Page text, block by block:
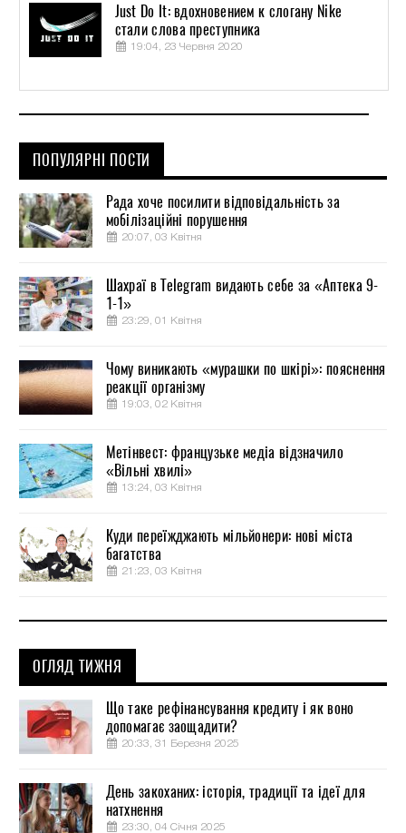
Just Do It: вдохновением к слогану Nike
стали слова преступника
19:04, 23 Червня 2020
ПОПУЛЯРНІ ПОСТИ
Рада хоче посилити відповідальність за
мобілізаційні порушення
20:07, 03 Квітня
Шахраї в Telegram видають себе за «Аптека 9-
1-1»
23:29, 01 Квітня
Чому виникають «мурашки по шкірі»: пояснення
реакції організму
19:03, 02 Квітня
Метінвест: французьке медіа відзначило
«Вільні хвилі»
13:24, 03 Квітня
Куди переїжджають мільйонери: нові міста
багатства
21:23, 03 Квітня
ОГЛЯД ТИЖНЯ
Що таке рефінансування кредиту і як воно
допомагає заощадити?
20:33, 31 Березня 2025
День закоханих: історія, традиції та ідеї для
натхнення
23:30, 04 Січня 2025